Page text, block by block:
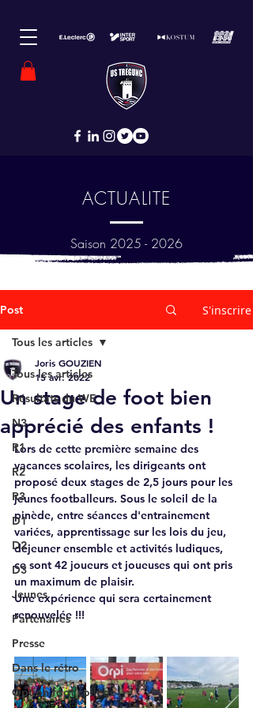
ACTUALITE
Saison 2025 - 2026
Post S'inscrire
Tous les articles
Résultats du WE
N3
R1
R2
R3
D1
D2
D3
Jeunes
Partenaires
Presse
Dans le rétro
Option foot collège
Tous les articles
Un stage de foot bien
apprécié des enfants !
Joris GOUZIEN
15 avr. 2022
Lors de cette première semaine des
vacances scolaires, les dirigeants ont
proposé deux stages de 2,5 jours pour les
jeunes footballeurs. Sous le soleil de la
pinède, entre séances d'entrainement
variées, apprentissage sur les lois du jeu,
déjeuner ensemble et activités ludiques,
ce sont 42 joueurs et joueuses qui ont pris
un maximum de plaisir.
Une expérience qui sera certainement
renouvelée !!!